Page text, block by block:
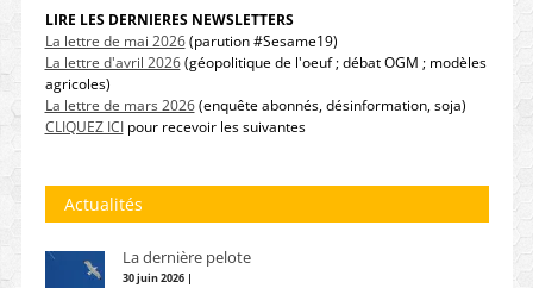
LIRE LES DERNIERES NEWSLETTERS
La lettre de mai 2026(parution #Sesame19)
La lettre d'avril 2026(géopolitique de l'oeuf ; débat OGM ; modèles
agricoles)
La lettre de mars 2026(enquête abonnés, désinformation, soja)
CLIQUEZ ICIpour recevoir les suivantes
Actualités
La dernière pelote
30 juin 2026 |